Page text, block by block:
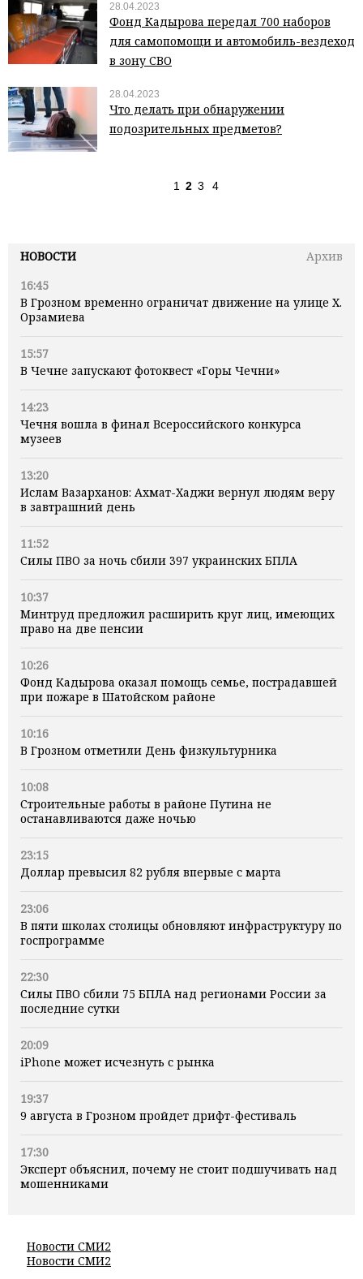
НОВОСТИ
Архив
16:45
В Грозном временно ограничат движение на улице Х.
Орзамиева
15:57
В Чечне запускают фотоквест «Горы Чечни»
14:23
Чечня вошла в финал Всероссийского конкурса
музеев
13:20
Ислам Вазарханов: Ахмат-Хаджи вернул людям веру
в завтрашний день
11:52
Силы ПВО за ночь сбили 397 украинских БПЛА
10:37
Минтруд предложил расширить круг лиц, имеющих
право на две пенсии
10:26
Фонд Кадырова оказал помощь семье, пострадавшей
при пожаре в Шатойском районе
10:16
В Грозном отметили День физкультурника
10:08
Строительные работы в районе Путина не
останавливаются даже ночью
23:15
Доллар превысил 82 рубля впервые с марта
23:06
В пяти школах столицы обновляют инфраструктуру по
госпрограмме
22:30
Силы ПВО сбили 75 БПЛА над регионами России за
последние сутки
20:09
iPhone может исчезнуть с рынка
19:37
9 августа в Грозном пройдет дрифт-фестиваль
17:30
Эксперт объяснил, почему не стоит подшучивать над
мошенниками
Новости СМИ2
Новости СМИ2
28.04.2023
Фонд Кадырова передал 700 наборов
для самопомощи и автомобиль-вездеход
в зону СВО
28.04.2023
Что делать при обнаружении
подозрительных предметов?
1 2 3 4